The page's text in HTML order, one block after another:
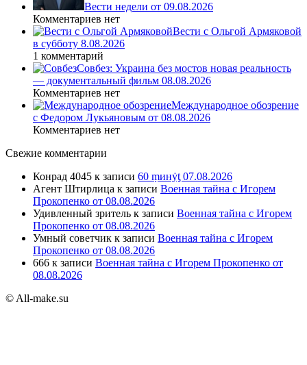
Вести недели от 09.08.2026
Комментариев нет
Вести с Ольгой Армяковой
в субботу 8.08.2026
1 комментарий
Совбез: Украина без мостов новая реальность
— документальный фильм 08.08.2026
Комментариев нет
Международное обозрение
с Федором Лукьяновым от 08.08.2026
Комментариев нет
Свежие комментарии
Конрад 4045 к записи 60 ṃинẏƫ 07.08.2026
Агент Штирлица к записи Военная тайна с Игорем
Прокопенко от 08.08.2026
Удивленный зритель к записи Военная тайна с Игорем
Прокопенко от 08.08.2026
Умный советчик к записи Военная тайна с Игорем
Прокопенко от 08.08.2026
666 к записи Военная тайна с Игорем Прокопенко от
08.08.2026
© All-make.su